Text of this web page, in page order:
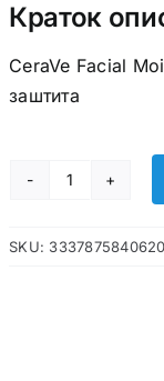
Краток
CeraVe Facial
заштита
CeraVe
Moisturising
SKU: 3337875840620